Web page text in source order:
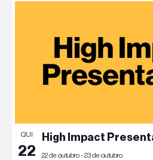
QUI
22
High Impact
22 de outubro-23 de outubro